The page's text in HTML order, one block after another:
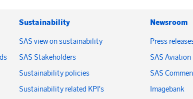
Sustainability
SAS view on sustainability
SAS Stakeholders
Sustainability policies
Sustainability related KPI's
Newsroom
Press
SAS
SAS
Imagebank